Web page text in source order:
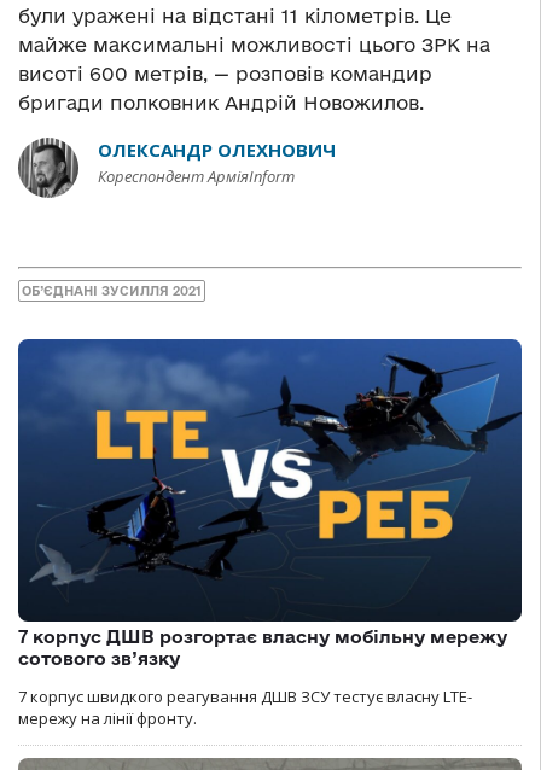
були уражені на відстані 11 кілометрів. Це
майже максимальні можливості цього ЗРК на
висоті 600 метрів, — розповів командир
бригади полковник Андрій Новожилов.
ОЛЕКСАНДР ОЛЕХНОВИЧ
Кореспондент АрміяInform
ОБ’ЄДНАНІ ЗУСИЛЛЯ 2021
7 корпус ДШВ розгортає власну мобільну мережу
сотового зв’язку
7 корпус швидкого реагування ДШВ ЗСУ тестує власну LTE-
мережу на лінії фронту.